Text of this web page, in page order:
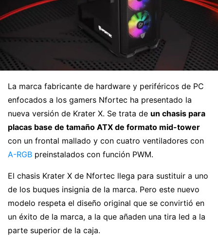
La marca fabricante de hardware y periféricos de PC
enfocados a los gamers Nfortec ha presentado la
nueva versión de Krater X. Se trata de un chasis para
placas base de tamaño ATX de formato mid-tower
con un frontal mallado y con cuatro ventiladores con
A-RGB preinstalados con función PWM.
El chasis Krater X de Nfortec llega para sustituir a uno
de los buques insignia de la marca. Pero este nuevo
modelo respeta el diseño original que se convirtió en
un éxito de la marca, a la que añaden una tira led a la
parte superior de la caja.